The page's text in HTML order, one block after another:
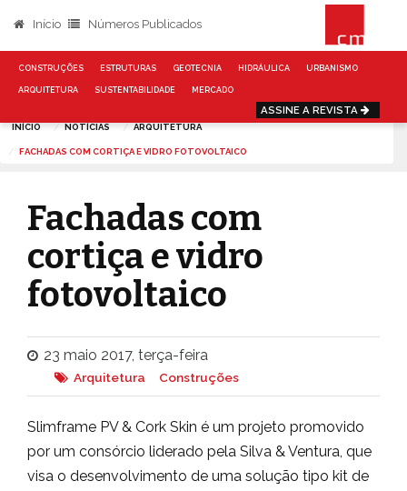
Início Números Publicados
CONSTRUÇÕES ESTRUTURAS GEOTECNIA HIDRÁULICA URBANISMO
ARQUITETURA SUSTENTABILIDADE MERCADO
ASSINE A REVISTA
INÍCIO NOTÍCIAS ARQUITETURA
FACHADAS COM CORTIÇA E VIDRO FOTOVOLTAICO
Fachadas com
cortiça e vidro
fotovoltaico
23 maio 2017, terça-feira
Arquitetura Construções
Slimframe PV & Cork Skin é um projeto promovido
por um consórcio liderado pela Silva & Ventura, que
visa o desenvolvimento de uma solução tipo kit de